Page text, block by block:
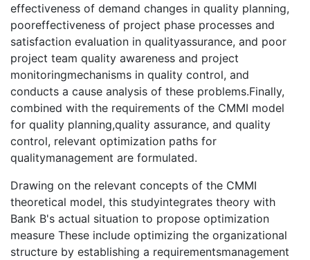
effectiveness of demand changes in quality planning,
pooreffectiveness of project phase processes and
satisfaction evaluation in qualityassurance, and poor
project team quality awareness and project
monitoringmechanisms in quality control, and
conducts a cause analysis of these problems.Finally,
combined with the requirements of the CMMI model
for quality planning,quality assurance, and quality
control, relevant optimization paths for
qualitymanagement are formulated.
Drawing on the relevant concepts of the CMMI
theoretical model, this studyintegrates theory with
Bank B's actual situation to propose optimization
measure These include optimizing the organizational
structure by establishing a requirementsmanagement